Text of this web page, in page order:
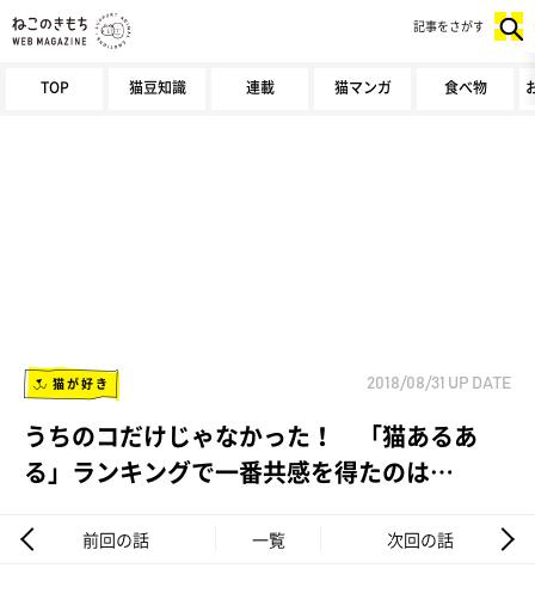
TOP 猫豆知識 連載 猫マンガ 食べ物
記事をさがす
猫が好き 2018/08/31 UP DATE
うちのコだけじゃなかった！ 「猫あるあ
る」ランキングで一番共感を得たのは…
前回の話 一覧 次回の話